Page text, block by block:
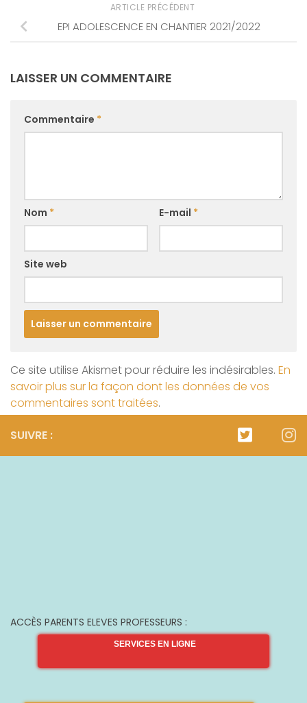
ARTICLE PRÉCÉDENT
EPI ADOLESCENCE EN CHANTIER 2021/2022
LAISSER UN COMMENTAIRE
Commentaire *
Nom * E-mail *
Site web
Ce site utilise Akismet pour réduire les indésirables. En
savoir plus sur la façon dont les données de vos
commentaires sont traitées.
SUIVRE :
ACCÈS PARENTS ELEVES PROFESSEURS :
SERVICES EN LIGNE